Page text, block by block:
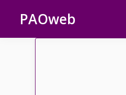
Hauptnavigation
springen
Inhalt
springen
Seitenspalte
springen
Fußzeile
springen
PAOweb